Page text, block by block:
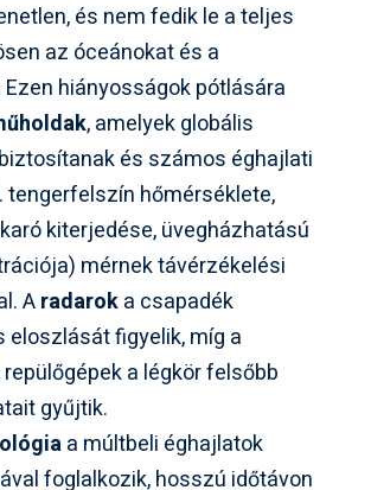
és nem fedik le a teljes
az óceánokat és a
hiányosságok pótlására
, amelyek globális
és számos éghajlati
tengerfelszín hőmérséklete,
kiterjedése, üvegházhatású
mérnek távérzékelési
Aradaroka csapadék
figyelik, míg a
a légkör felsőbb
gyűjtik.
a múltbeli éghajlatok
foglalkozik, hosszú időtávon